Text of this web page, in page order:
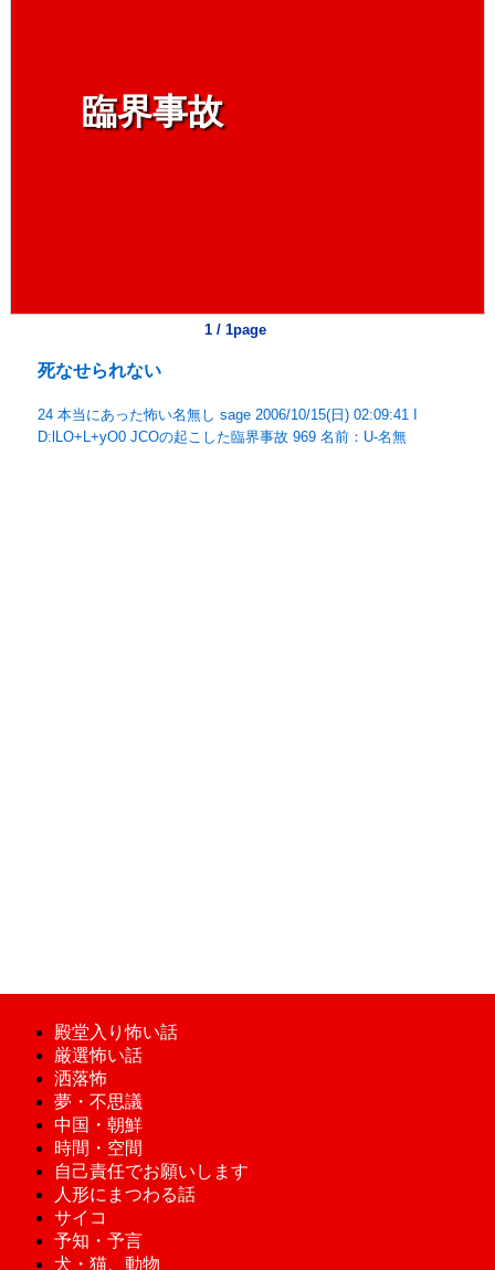
臨界事故
1 / 1page
死なせられない
24 本当にあった怖い名無し sage 2006/10/15(日) 02:09:41 I
D:lLO+L+yO0 JCOの起こした臨界事故 969 名前：U-名無
殿堂入り怖い話
厳選怖い話
洒落怖
夢・不思議
中国・朝鮮
時間・空間
自己責任でお願いします
人形にまつわる話
サイコ
予知・予言
犬・猫、動物